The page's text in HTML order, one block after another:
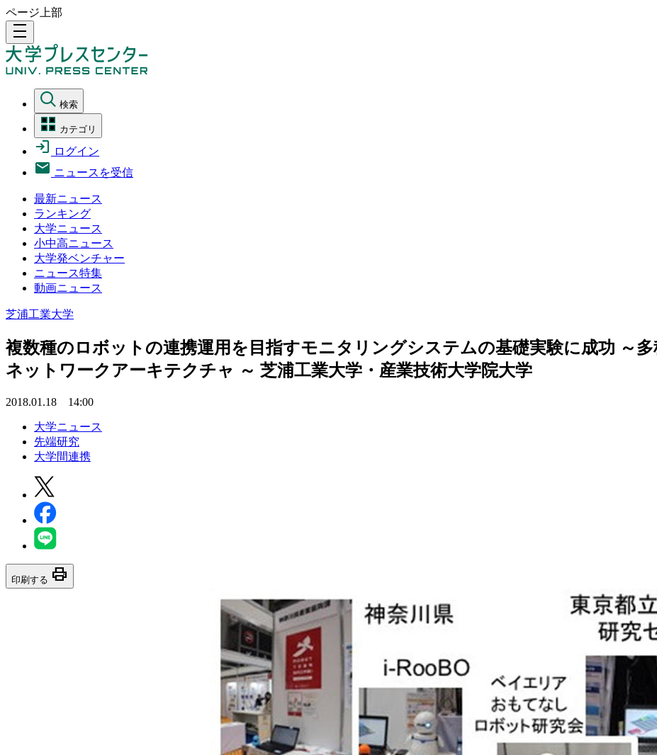
ページ上部
density_medium
検索
カテゴリ
ログイン
ニュースを受信
最新ニュース
ランキング
大学ニュース
小中高ニュース
大学発ベンチャー
ニュース特集
動画ニュース
芝浦工業大学
複数種のロボットの連携運用を目指すモニタリングシステムの基礎実験に成功 ～
ネットワークアーキテクチャ ～ 芝浦工業大学・産業技術大学院大学
2018.01.18 14:00
大学ニュース
先端研究
大学間連携
印刷する print